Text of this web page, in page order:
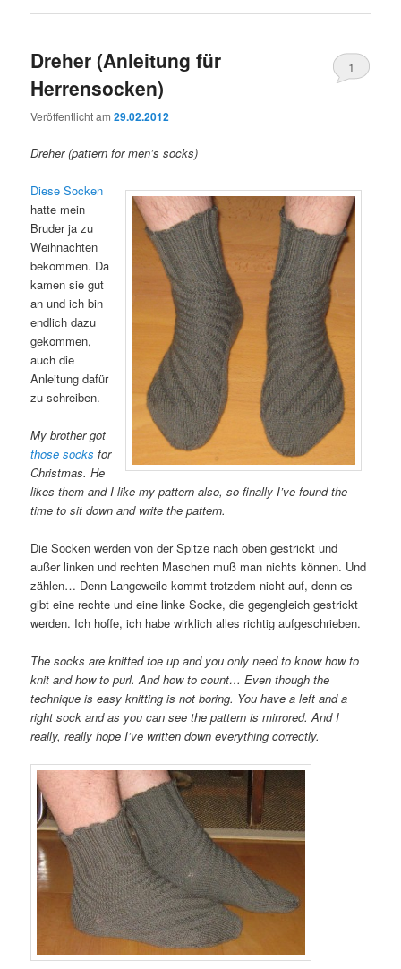
Dreher (Anleitung für
Herrensocken)
Veröffentlicht am29.02.2012
1
Dreher (pattern for men’s socks)
Diese Socken
hatte mein
Bruder ja zu
Weihnachten
bekommen. Da
kamen sie gut
an und ich bin
endlich dazu
gekommen,
auch die
Anleitung dafür
zu schreiben.
My brother got
those socks for
Christmas. He
likes them and I like my pattern also, so finally I’ve found the
time to sit down and write the pattern.
Die Socken werden von der Spitze nach oben gestrickt und
außer linken und rechten Maschen muß man nichts können. Und
zählen… Denn Langeweile kommt trotzdem nicht auf, denn es
gibt eine rechte und eine linke Socke, die gegengleich gestrickt
werden. Ich hoffe, ich habe wirklich alles richtig aufgeschrieben.
The socks are knitted toe up and you only need to know how to
knit and how to purl. And how to count… Even though the
technique is easy knitting is not boring. You have a left and a
right sock and as you can see the pattern is mirrored. And I
really, really hope I’ve written down everything correctly.